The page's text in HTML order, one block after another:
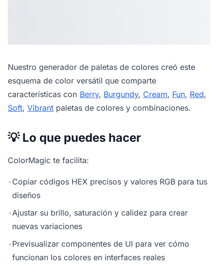
Nuestro generador de paletas de colores creó este
esquema de color versátil que comparte
características con Berry, Burgundy, Cream, Fun, Red,
Soft, Vibrant paletas de colores y combinaciones.
💡 Lo que puedes hacer
ColorMagic te facilita:
•Copiar códigos HEX precisos y valores RGB para tus
diseños
•Ajustar su brillo, saturación y calidez para crear
nuevas variaciones
•Previsualizar componentes de UI para ver cómo
funcionan los colores en interfaces reales